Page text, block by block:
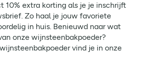
10% extra korting als je je inschrijft
Zo haal je jouw favoriete
in huis. Benieuwd naar wat
onze wijnsteenbakpoeder?
vind je in onze